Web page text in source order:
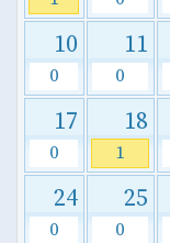
10
0
11
0
17
0
18
1
24
0
25
0